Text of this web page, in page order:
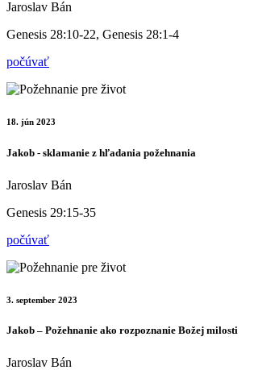
Jaroslav Bán
Genesis 28:10-22, Genesis 28:1-4
počúvať
18. jún 2023
Jakob - sklamanie z hľadania požehnania
Jaroslav Bán
Genesis 29:15-35
počúvať
3. september 2023
Jakob – Požehnanie ako rozpoznanie Božej milosti
Jaroslav Bán